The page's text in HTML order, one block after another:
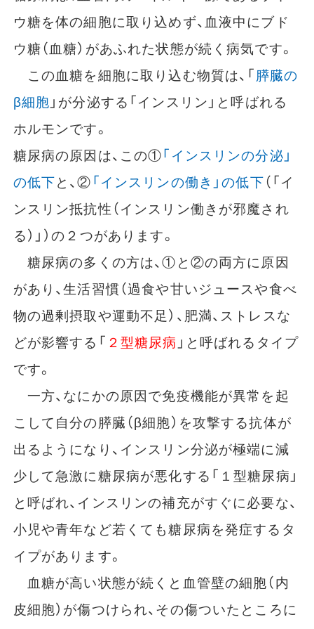
ウ糖を体の細胞に取り込めず、血液中にブド
ウ糖（血糖）があふれた状態が続く病気です。
この血糖を細胞に取り込む物質は、「 膵臓の
β細胞 」が分泌する「インスリン」と呼ばれる
ホルモンです。
糖尿病の原因は、この①「インスリンの分泌」
の低下と、② 「インスリンの働き」の低下（「イ
ンスリン抵抗性（インスリン働きが邪魔され
る）」）の２つがあります。
糖尿病の多くの方は、①と②の両方に原因
があり、生活習慣（過食や甘いジュースや食べ
物の過剰摂取や運動不足）、肥満、ストレスな
どが影響する「 ２型糖尿病 」と呼ばれるタイプ
です。
一方、なにかの原因で免疫機能が異常を起
こして自分の膵臓（β細胞）を攻撃する抗体が
出るようになり、インスリン分泌が極端に減
少して急激に糖尿病が悪化する「１型糖尿病」
と呼ばれ、インスリンの補充がすぐに必要な、
小児や青年など若くても糖尿病を発症するタ
イプがあります。
血糖が高い状態が続くと血管壁の細胞（内
皮細胞）が傷つけられ、その傷ついたところに